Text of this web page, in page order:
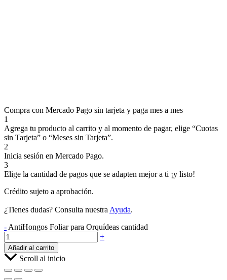
Compra con Mercado Pago sin tarjeta y paga mes a mes
1
Agrega tu producto al carrito y al momento de pagar, elige “Cuotas
sin Tarjeta” o “Meses sin Tarjeta”.
2
Inicia sesión en Mercado Pago.
3
Elige la cantidad de pagos que se adapten mejor a ti ¡y listo!
Crédito sujeto a aprobación.
¿Tienes dudas? Consulta nuestra Ayuda.
- AntiHongos Foliar para Orquídeas cantidad
+
Añadir al carrito
Scroll al inicio